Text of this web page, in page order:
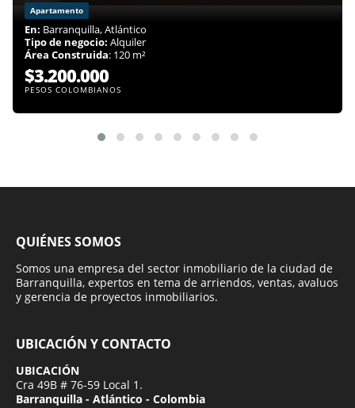
Apartamento
En: Barranquilla, Atlántico
Tipo de negocio: Alquiler
Área Construida: 120 m²
$3.200.000
PESOS COLOMBIANOS
QUIÉNES SOMOS
Somos una empresa del sector inmobiliario de la ciudad de
Barranquilla, expertos en tema de arriendos, ventas, avaluos
y gerencia de proyectos inmobiliarios.
UBICACIÓN Y CONTACTO
UBICACIÓN
Cra 49B # 76-59 Local 1.
Barranquilla - Atlántico - Colombia